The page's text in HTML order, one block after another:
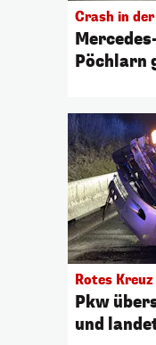
Crash in
Pöchlarn
Rotes
Pkw
und